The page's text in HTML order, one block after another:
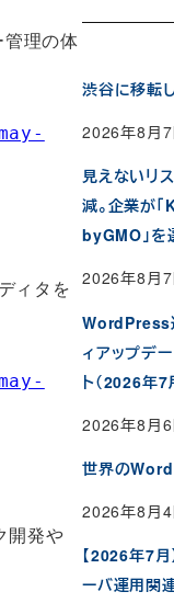
理の体
ィタを
発や
渋谷に移転
2026年8月7
見えないリ
減。企業が
byGMO」を
2026年8月7
WordPress
ィアップデ
ト（2026年7
2026年8月6
世界の
2026年8月4
【2026年7
ーバ運用関